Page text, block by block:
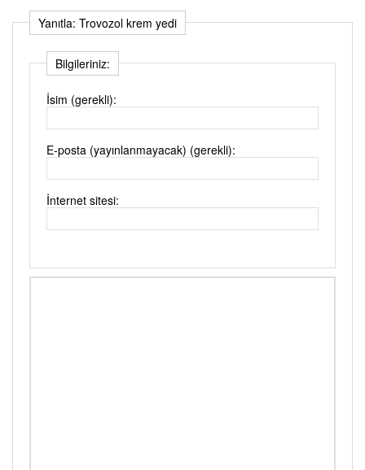
Yanıtla: Trovozol krem yedi
Bilgileriniz:
İsim (gerekli):
E-posta (yayınlanmayacak) (gerekli):
İnternet sitesi: